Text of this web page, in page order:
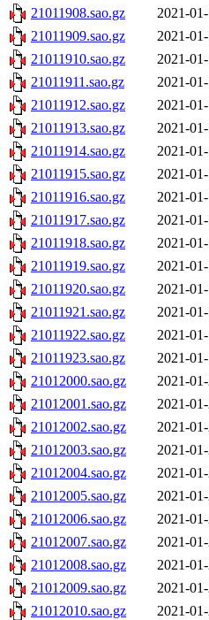
21011908.sao.gz
2021-
21011909.sao.gz
2021-
21011910.sao.gz
2021-
21011911.sao.gz
2021-
21011912.sao.gz
2021-
21011913.sao.gz
2021-
21011914.sao.gz
2021-
21011915.sao.gz
2021-
21011916.sao.gz
2021-
21011917.sao.gz
2021-
21011918.sao.gz
2021-
21011919.sao.gz
2021-
21011920.sao.gz
2021-
21011921.sao.gz
2021-
21011922.sao.gz
2021-
21011923.sao.gz
2021-
21012000.sao.gz
2021-
21012001.sao.gz
2021-
21012002.sao.gz
2021-
21012003.sao.gz
2021-
21012004.sao.gz
2021-
21012005.sao.gz
2021-
21012006.sao.gz
2021-
21012007.sao.gz
2021-
21012008.sao.gz
2021-
21012009.sao.gz
2021-
21012010.sao.gz
2021-